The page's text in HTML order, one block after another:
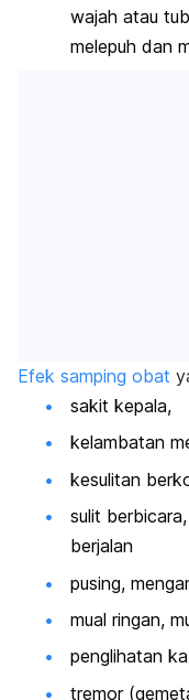
wajah atau
melepuh dan
Efek samping obat
sakit kepala,
kelambatan
kesulitan
sulit
berjalan
pusing,
mual ringan,
penglihatan
tremor